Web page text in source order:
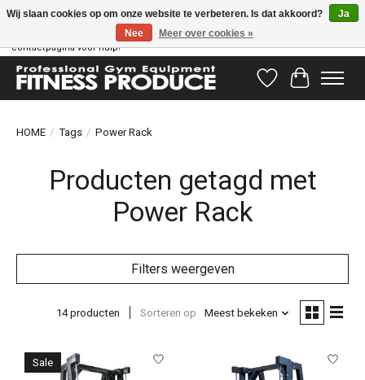
Vragen hebben? Ons supportteam staat klaar om u te helpen! Bezoek onze
contactpagina voor hulp!
Verlanglijst
HOME / Tags / Power Rack
Producten getagd met
Power Rack
Filters weergeven
14 producten Sorteren op Meest bekeken
Sale
Wij slaan cookies op om onze website te verbeteren. Is dat akkoord?
Ja
Nee
Meer over cookies »